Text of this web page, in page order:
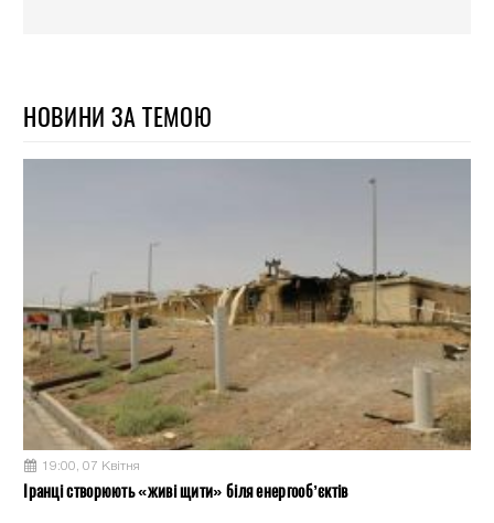
НОВИНИ ЗА ТЕМОЮ
19:00, 07 Квітня
Іранці створюють «живі щити» біля енергооб’єктів